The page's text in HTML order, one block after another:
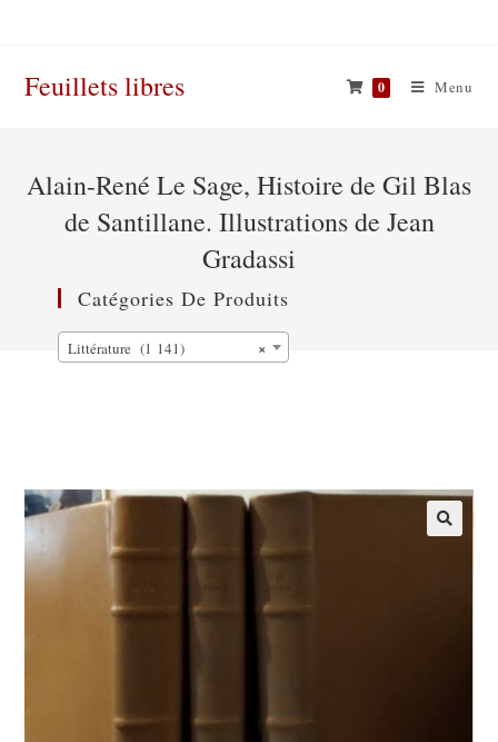
Feuillets libres 0 Menu
Alain-René Le Sage, Histoire de Gil Blas
de Santillane. Illustrations de Jean
Gradassi
Catégories De Produits
×
Littérature (1 141)